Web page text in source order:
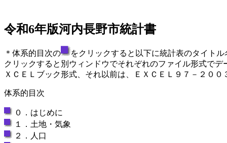
令和6年版河内長野市統計書
＊体系的目次の
をクリックすると以下に統計表のタイト
クリックすると別ウィンドウでそれぞれのファイル形式で
ＸＣＥＬブック形式、それ以前は、ＥＸＣＥＬ９７－２００
体系的目次
０．はじめに
１．土地・気象
２．人口